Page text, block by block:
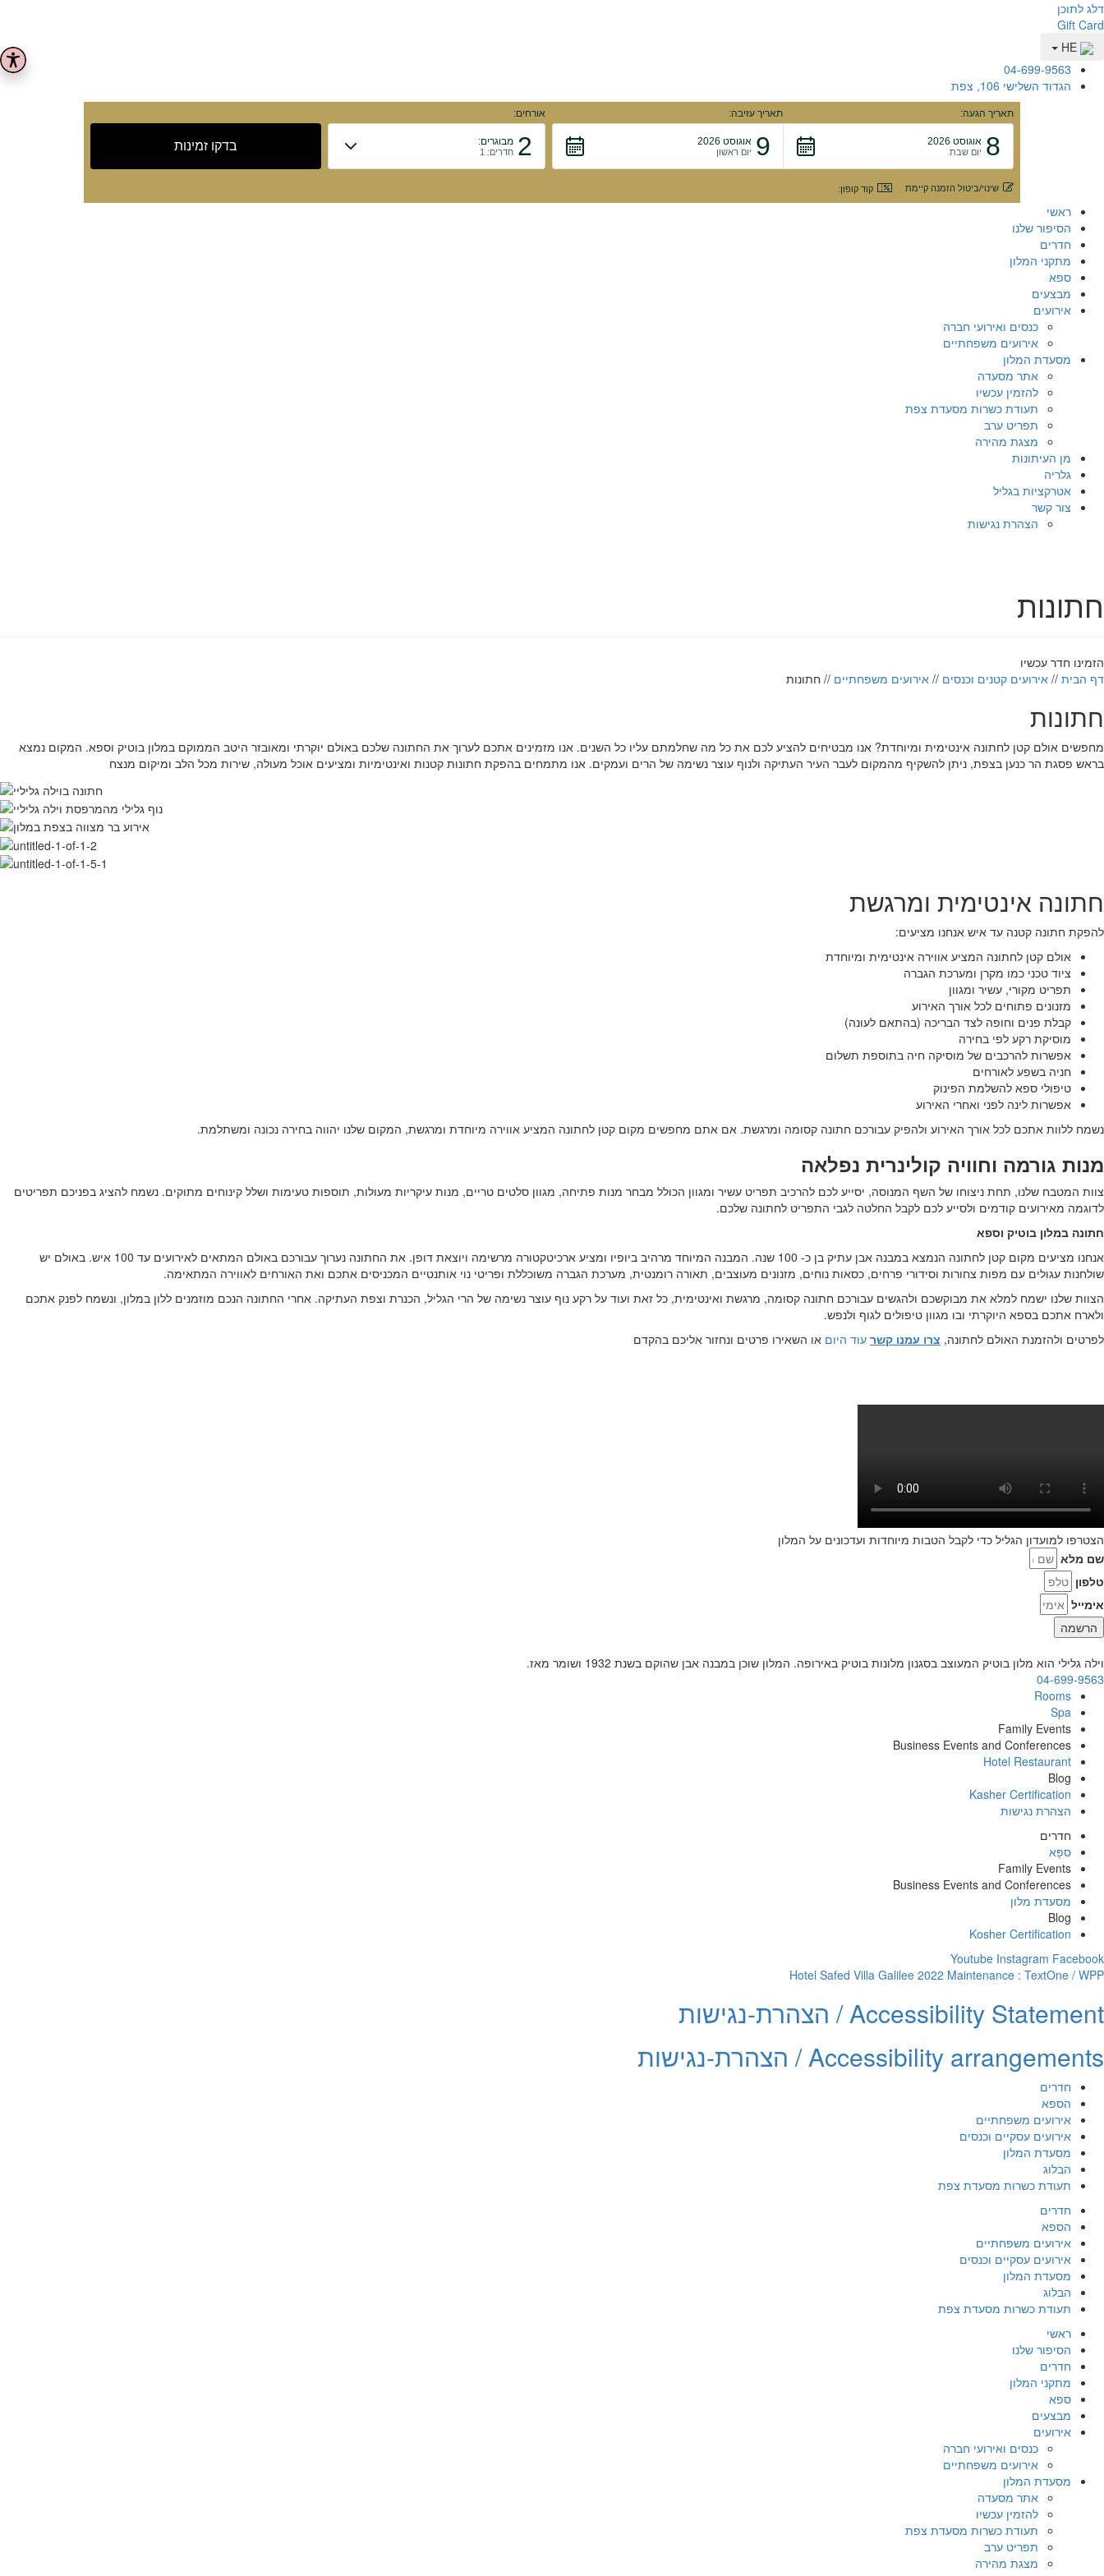
דלג לתוכן
Gift Card
04-699-9563
הגדוד השלישי 106, צפת
תאריך הגעה:
8 אוגוסט 2026
יום שבת
תאריך עזיבה:
9 אוגוסט 2026
יום ראשון
אורחים:
2 מבוגרים:
חדרים: 1
קוד קופון: שינוי/ביטול הזמנה קיימת
ראשי
הסיפור שלנו
חדרים
מתקני המלון
ספא
מבצעים
אירועים
כנסים ואירועי חברה
אירועים משפחתיים
מסעדת המלון
אתר מסעדה
להזמין עכשיו
תעודת כשרות מסעדת צפת
תפריט ערב
מצגת מהירה
מן העיתונות
גלריה
אטרקציות בגליל
צור קשר
הצהרת נגישות
חתונות
הזמינו חדר עכשיו
דף הבית // אירועים קטנים וכנסים // אירועים משפחתיים // חתונות
חתונות
מחפשים אולם קטן לחתונה אינטימית ומיוחדת? אנו מבטיחים להציע לכם את כל מה שחלמתם עליו כל השנים. אנו מזמינים אתכם לערוך את החתונה שלכם באולם יוקרתי ומאובזר היטב הממוקם במלון בוטיק וספא. המקום נמצא
בראש פסגת הר כנען בצפת, ניתן להשקיף מהמקום לעבר העיר העתיקה ולנוף עוצר נשימה של הרים ועמקים. אנו מתמחים בהפקת חתונות קטנות ואינטימיות ומציעים אוכל מעולה, שירות מכל הלב ומיקום מנצח
חתונה אינטימית ומרגשת
להפקת חתונה קטנה עד איש אנחנו מציעים:
אולם קטן לחתונה המציע אווירה אינטימית ומיוחדת
ציוד טכני כמו מקרן ומערכת הגברה
תפריט מקורי, עשיר ומגוון
מזנונים פתוחים לכל אורך האירוע
קבלת פנים וחופה לצד הבריכה (בהתאם לעונה)
מוסיקת רקע לפי בחירה
אפשרות להרכבים של מוסיקה חיה בתוספת תשלום
חניה בשפע לאורחים
טיפולי ספא להשלמת הפינוק
אפשרות לינה לפני ואחרי האירוע
נשמח ללוות אתכם לכל אורך האירוע ולהפיק עבורכם חתונה קסומה ומרגשת. אם אתם מחפשים מקום קטן לחתונה המציע אווירה מיוחדת ומרגשת, המקום שלנו יהווה בחירה נכונה ומשתלמת.
מנות גורמה וחוויה קולינרית נפלאה
צוות המטבח שלנו, תחת ניצוחו של השף המנוסה, יסייע לכם להרכיב תפריט עשיר ומגוון הכולל מבחר מנות פתיחה, מגוון סלטים טריים, מנות עיקריות מעולות, תוספות טעימות ושלל קינוחים מתוקים. נשמח להציג בפניכם תפריטים
לדוגמה מאירועים קודמים ולסייע לכם לקבל החלטה לגבי התפריט לחתונה שלכם.
חתונה במלון בוטיק וספא
אנחנו מציעים מקום קטן לחתונה הנמצא במבנה אבן עתיק בן כ- 100 שנה. המבנה המיוחד מרהיב ביופיו ומציע ארכיטקטורה מרשימה ויוצאת דופן. את החתונה נערוך עבורכם באולם המתאים לאירועים עד 100 איש. באולם יש
שולחנות עגולים עם מפות צחורות וסידורי פרחים, כסאות נוחים, מזנונים מעוצבים, תאורה רומנטית, מערכת הגברה משוכללת ופריטי נוי אותנטיים המכניסים אתכם ואת האורחים לאווירה המתאימה.
הצוות שלנו ישמח למלא את מבוקשכם ולהגשים עבורכם חתונה קסומה, מרגשת ואינטימית, כל זאת ועוד על רקע נוף עוצר נשימה של הרי הגליל, הכנרת וצפת העתיקה. אחרי החתונה הנכם מוזמנים ללון במלון, ונשמח לפנק אתכם
ולארח אתכם בספא היוקרתי ובו מגוון טיפולים לגוף ולנפש.
לפרטים ולהזמנת האולם לחתונה, צרו עמנו קשר עוד היום או השאירו פרטים ונחזור אליכם בהקדם
הצטרפו למועדון הגליל כדי לקבל הטבות מיוחדות ועדכונים על המלון
שם מלא
טלפון
אימייל
הרשמה
וילה גלילי הוא מלון בוטיק המעוצב בסגנון מלונות בוטיק באירופה. המלון שוכן במבנה אבן שהוקם בשנת 1932 ושומר מאז.
04-699-9563
Rooms
Spa
Family Events
Business Events and Conferences
Hotel Restaurant
Blog
Kasher Certification
הצהרת נגישות
חדרים
ספָּא
Family Events
Business Events and Conferences
מסעדת מלון
Blog
Kosher Certification
Youtube Instagram Facebook
Hotel Safed Villa Galilee 2022 Maintenance : TextOne / WPP
Accessibility Statement / הצהרת-נגישות
Accessibility arrangements / הצהרת-נגישות
חדרים
הספא
אירועים משפחתיים
אירועים עסקיים וכנסים
מסעדת המלון
הבלוג
תעודת כשרות מסעדת צפת
חדרים
הספא
אירועים משפחתיים
אירועים עסקיים וכנסים
מסעדת המלון
הבלוג
תעודת כשרות מסעדת צפת
ראשי
הסיפור שלנו
חדרים
מתקני המלון
ספא
מבצעים
אירועים
כנסים ואירועי חברה
אירועים משפחתיים
מסעדת המלון
אתר מסעדה
להזמין עכשיו
תעודת כשרות מסעדת צפת
תפריט ערב
מצגת מהירה